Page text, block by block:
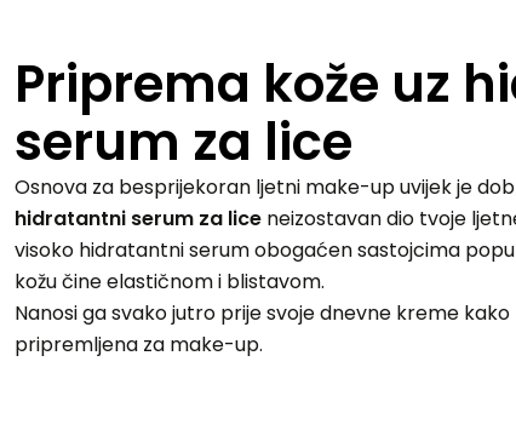
Priprema kože uz
serum za lice
Osnova za besprijekoran ljetni make-up uvijek je
hidratantni serum za lice neizostavan dio tvoje
visoko hidratantni serum obogaćen sastojcima
kožu čine elastičnom i blistavom.
Nanosi ga svako jutro prije svoje dnevne kreme
pripremljena za make-up.